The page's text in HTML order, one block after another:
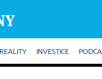
REALITY INVESTICE